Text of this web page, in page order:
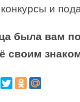
и
была вам
своим